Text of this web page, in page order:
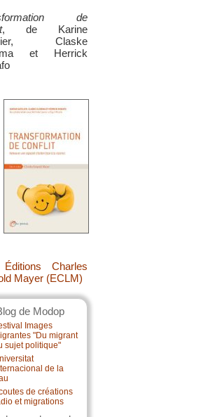
de
, de Karine
Claske
et Herrick
Éditions Charles
Mayer (ECLM)
de Modop
Images
"Du migrant
sujet politique"
de la
de créations
et migrations